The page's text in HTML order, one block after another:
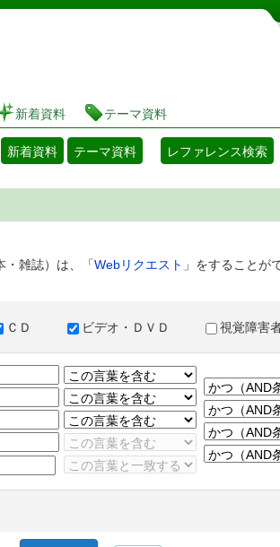
書館 蔵書検索・予約システム
新着資料 テーマ資料
新着資料 テーマ資料 レファレンス検索
・雑誌）は、「Webリクエスト 」をすることが
ＣＤ ビデオ・ＤＶＤ 視覚障害